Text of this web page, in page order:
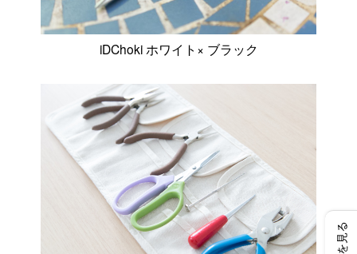
iDChoki ホワイト× ブラック